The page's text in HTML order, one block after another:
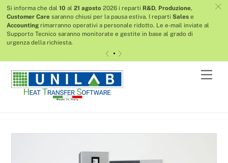
Si informa che dal 10al 21 agosto2026 i reparti R&D, Produzione,
Customer Care saranno chiusi per la pausa estiva. I reparti Sales e
Accounting rimarranno operativi a personale ridotto. Le e-mail inviate al
Supporto Tecnico saranno monitorate e gestite in base al grado di
urgenza della richiesta.
c
content